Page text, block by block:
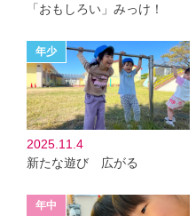
「おもしろい」みっけ！
2025.11.4
新たな遊び 広がる